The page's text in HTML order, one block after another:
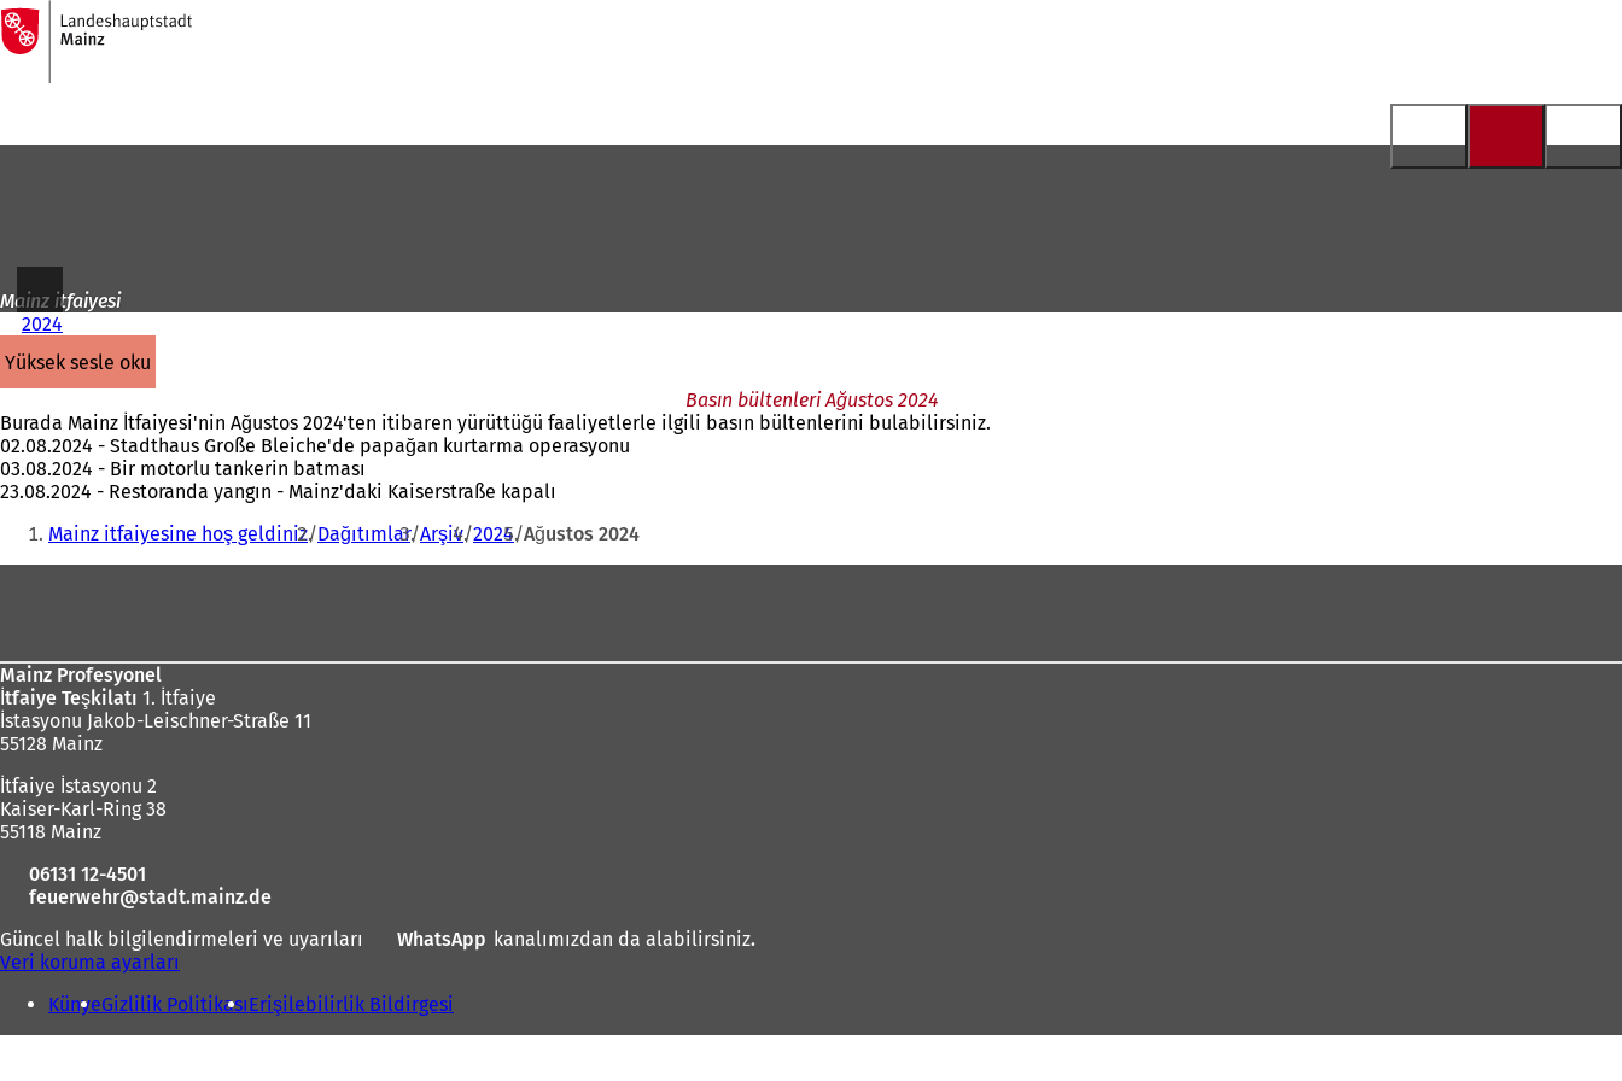
İçeriğe atla
Ana
sayfaya
Mainz itfaiyesi
2024
yüksek sesle oku
Basın bültenleri Ağustos 2024
Burada Mainz İtfaiyesi'nin Ağustos 2024'ten itibaren yürüttüğü faaliyetlerle ilgili basın bültenlerini bulabilirsiniz.
02.08.2024 - Stadthaus Große Bleiche'de papağan kurtarma operasyonu
03.08.2024 - Bir motorlu tankerin batması
23.08.2024 - Restoranda yangın - Mainz'daki Kaiserstraße kapalı
Buradasınız:
Mainz itfaiyesine hoş geldiniz Dağıtımlar Arşiv 2024 Ağustos 2024
Mainz Profesyonel
İtfaiye Teşkilatı 1. İtfaiye
İstasyonu Jakob-Leischner-Straße 11
55128 Mainz
İtfaiye İstasyonu 2
Kaiser-Karl-Ring 38
55118 Mainz
06131 12-4501
feuerwehr
stadt.mainz de
Güncel halk bilgilendirmeleri ve uyarıları
WhatsApp
i
kanalımızdan da alabilirsiniz.
Veri koruma ayarları
KünyeGizlilik PolitikasıErişilebilirlik Bildirgesi